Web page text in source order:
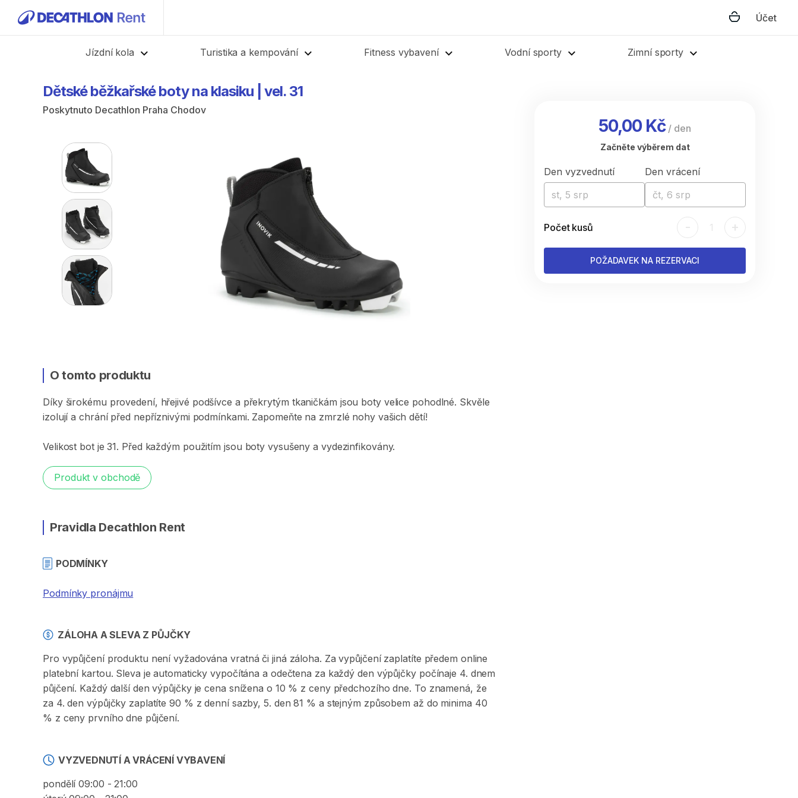
Účet
Jízdní kola Turistika a kempování Fitness vybavení Vodní sporty Zimní sporty
Dětské běžkařské boty na klasiku vel. 31
Poskytnuto Decathlon Praha Chodov
O tomto produktu
Díky širokému provedení​​​​​​​​,​ hřejivé podšívce a překrytým tkaničkám jsou boty velice pohodlné. Skvěle
izolují a chrání před nepříznivými podmínkami. Zapomeňte na zmrzlé nohy vašich dětí!
Velikost bot je 31. Před každým použitím jsou boty vysušeny a vydezinfikovány.
Produkt v obchodě
Pravidla Decathlon Rent
PODMÍNKY
Podmínky pronájmu
ZÁLOHA A SLEVA Z PŮJČKY
Pro vypůjčení produktu není vyžadována vratná či jiná záloha. Za vypůjčení zaplatíte předem online
platební kartou. Sleva je automaticky vypočítána a odečtena za každý den výpůjčky počínaje 4. dnem
půjčení. Každý další den výpůjčky je cena snížena o 10 % z ceny předchozího dne. To znamená, že
za 4. den výpůjčky zaplatíte 90 % z denní sazby, 5. den 81 % a stejným způsobem až do minima 40
% z ceny prvního dne půjčení.
VYZVEDNUTÍ A VRÁCENÍ VYBAVENÍ
pondělí 09:00 - 21:00
50,00 Kč/ den
Začněte výběrem dat
Den vyzvednutí
st, 5 srp
Den vrácení
čt, 6 srp
Počet kusů - 1 +
POŽADAVEK NA REZERVACI